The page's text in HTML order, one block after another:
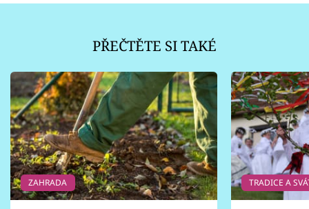
PŘEČTĚTE SI TAKÉ
ZAHRADA TRADICE A